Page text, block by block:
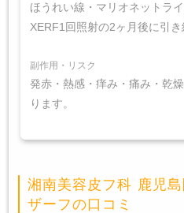
ほうれい線・マリオネットライ
XERF1回照射の2ヶ月後に引き
副作用・リスク
発赤・熱感・痒み・痛み・乾
ります。
湘南美容皮フ科 鹿児
ザーフの口コミ